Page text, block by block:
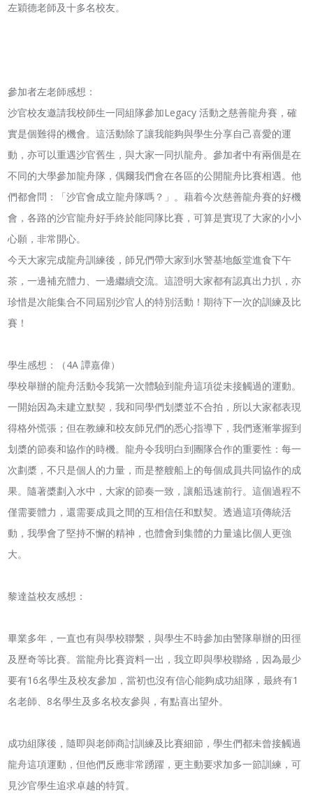
左穎德老師及十多名校友。
參加者左老師感想：
沙官校友邀請我校師生一同組隊參加Legacy 活動之慈善龍舟賽，確
實是個難得的機會。這活動除了讓我能夠與學生分享自己喜愛的運
動，亦可以重遇沙官舊生，與大家一同扒龍舟。參加者中有兩個是在
不同的大學參加龍舟隊，偶爾我們會在各區的公開龍舟比賽相遇。他
們都會問：「沙官會成立龍舟隊嗎？」。藉着今次慈善龍舟賽的好機
會，各路的沙官龍舟好手終於能同隊比賽，可算是實現了大家的小小
心願，非常開心。
今天大家完成龍舟訓練後，師兄們帶大家到水警基地飯堂進食下午
茶，一邊補充體力、一邊繼續交流。這證明大家都有認真出力扒，亦
珍惜是次能集合不同屆別沙官人的特別活動！期待下一次的訓練及比
賽！
學生感想：（4A 譚嘉偉）
學校舉辦的龍舟活動令我第一次體驗到龍舟這項從未接觸過的運動。
一開始因為未建立默契，我和同學們划槳並不合拍，所以大家都表現
得格外慌張；但在教練和校友師兄們的悉心指導下，我們逐漸掌握到
划槳的節奏和協作的時機。龍舟令我明白到團隊合作的重要性：每一
次劃槳，不只是個人的力量，而是整艘船上的每個成員共同協作的成
果。隨著槳劃入水中，大家的節奏一致，讓船迅速前行。這個過程不
僅需要體力，還需要成員之間的互相信任和默契。透過這項傳統活
動，我學會了堅持不懈的精神，也體會到集體的力量遠比個人更強
大。
黎達益校友感想：
畢業多年，一直也有與學校聯繫，與學生不時參加由警隊舉辦的田徑
及歷奇等比賽。當龍舟比賽資料一出，我立即與學校聯絡，因為最少
要有16名學生及校友參加，當初也沒有信心能夠成功組隊，最終有1
名老師、8名學生及多名校友參與，有點喜出望外。
成功組隊後，隨即與老師商討訓練及比賽細節，學生們都未曾接觸過
龍舟這項運動，但他們反應非常踴躍，更主動要求加多一節訓練，可
見沙官學生追求卓越的特質。